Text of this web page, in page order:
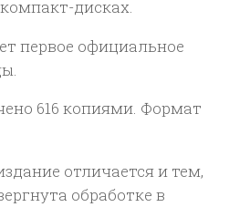
дисках.
первое официальное
616 копиями. Формат
отличается и тем,
обработке в